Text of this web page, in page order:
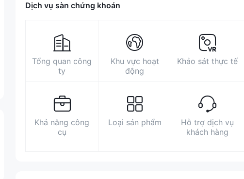
Dịch vụ sàn chứng khoán
Tổng quan công
ty
Khu vực hoạt
động
Khảo sát thực tế
Khả năng công
cụ
Loại sản phẩm
Hỗ trợ dịch vụ
khách hàng